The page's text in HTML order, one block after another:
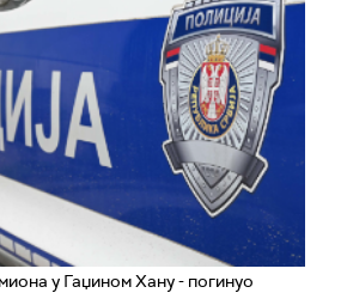
у Гаџином Хану - погинуо